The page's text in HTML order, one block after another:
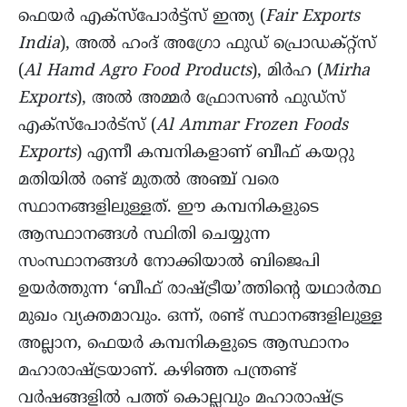
ഫെയർ എക്സ്പോർട്ട്സ് ഇന്ത്യ (Fair Exports
India), അൽ ഹംദ് അഗ്രോ ഫുഡ് പ്രൊഡക്റ്റ്സ്
(Al Hamd Agro Food Products), മിർഹ (Mirha
Exports), അൽ അമ്മർ ഫ്രോസൺ ഫുഡ്സ്
എക്സ്പോർട്സ് (Al Ammar Frozen Foods
Exports) എന്നീ കമ്പനികളാണ് ബീഫ് കയറ്റു
മതിയിൽ രണ്ട് മുതൽ അഞ്ച് വരെ
സ്ഥാനങ്ങളിലുള്ളത്. ഈ കമ്പനികളുടെ
ആസ്ഥാനങ്ങൾ സ്ഥിതി ചെയ്യുന്ന
സംസ്ഥാനങ്ങൾ നോക്കിയാൽ ബിജെപി
ഉയർത്തുന്ന ‘ബീഫ് രാഷ്ട്രീയ’ത്തിന്റെ യഥാർത്ഥ
മുഖം വ്യക്തമാവും. ഒന്ന്, രണ്ട് സ്ഥാനങ്ങളിലുള്ള
അല്ലാന, ഫെയർ കമ്പനികളുടെ ആസ്ഥാനം
മഹാരാഷ്ട്രയാണ്. കഴിഞ്ഞ പന്ത്രണ്ട്
വർഷങ്ങളിൽ പത്ത് കൊല്ലവും മഹാരാഷ്ട്ര